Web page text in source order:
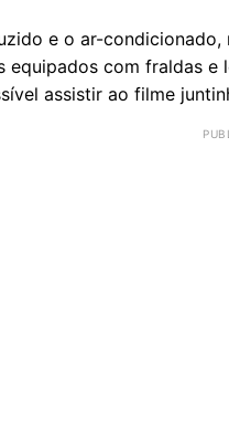
e o ar-condicionado,
equipados com fraldas
assistir ao filme